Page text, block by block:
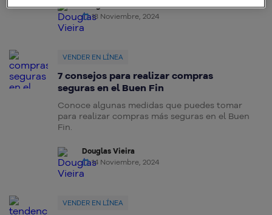
Douglas Vieira
18 Noviembre, 2024
VENDER EN LÍNEA
7 consejos para realizar compras
seguras en el Buen Fin
Conoce algunas medidas que puedes tomar
para realizar compras más seguras en el Buen
Fin.
Douglas Vieira
14 Noviembre, 2024
VENDER EN LÍNEA